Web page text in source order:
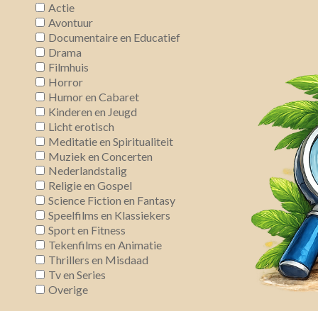
Actie
Avontuur
Documentaire en Educatief
Drama
Filmhuis
Horror
Humor en Cabaret
Kinderen en Jeugd
Licht erotisch
Meditatie en Spiritualiteit
Muziek en Concerten
Nederlandstalig
Religie en Gospel
Science Fiction en Fantasy
Speelfilms en Klassiekers
Sport en Fitness
Tekenfilms en Animatie
Thrillers en Misdaad
Tv en Series
Overige